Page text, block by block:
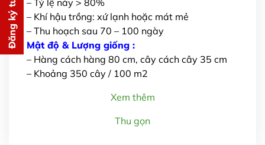
– Khí hậu trồng: xứ lạnh hoặc mát mẻ
– Thu hoạch sau 70 – 100 ngày
Mật độ & Lượng giống :
– Hàng cách hàng 80 cm, cây cách cây 35 cm
– Khoảng 350 cây / 100 m2
Xem thêm
Thu gọn
Chúng tôi sẽ gọi lại tư vấn
PHÍ
cho bạn ngay lập tức